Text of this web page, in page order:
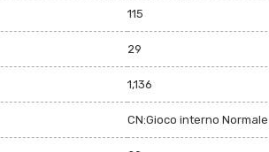
115
29
1,136
CN:Gioco interno Normale